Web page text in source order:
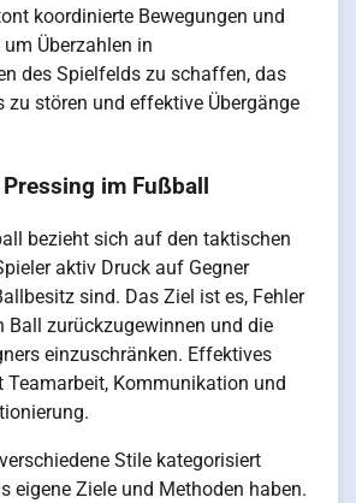
koordinierte Bewegungen und
Überzahlen in
des Spielfelds zu schaffen, das
zu stören und effektive Übergänge
im Fußball
bezieht sich auf den taktischen
aktiv Druck auf Gegner
sind. Das Ziel ist es, Fehler
Ball zurückzugewinnen und die
einzuschränken. Effektives
Teamarbeit, Kommunikation und
Stile kategorisiert
eigene Ziele und Methoden haben.